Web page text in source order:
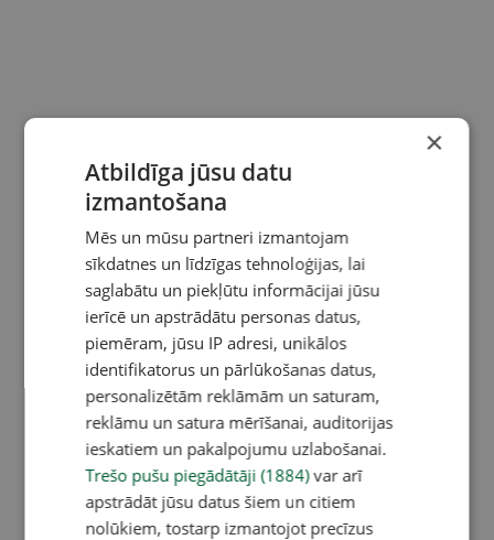
×
Atbildīga jūsu datu
izmantošana
Mēs un mūsu partneri izmantojam
sīkdatnes un līdzīgas tehnoloģijas, lai
saglabātu un piekļūtu informācijai jūsu
ierīcē un apstrādātu personas datus,
piemēram, jūsu IP adresi, unikālos
identifikatorus un pārlūkošanas datus,
personalizētām reklāmām un saturam,
reklāmu un satura mērīšanai, auditorijas
ieskatiem un pakalpojumu uzlabošanai.
Trešo pušu piegādātāji (1884)var arī
apstrādāt jūsu datus šiem un citiem
nolūkiem, tostarp izmantojot precīzus